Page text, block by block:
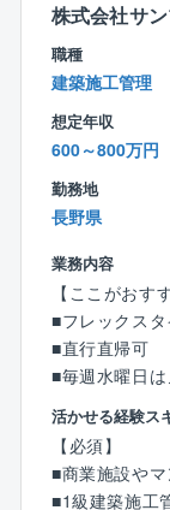
「お客様の満
れるかどうか
く、いわば家
同社の設計担
工現場/完成現
に目を配ります
その為、お客
お客様の声を
【特徴】
■CADやパー
業務は外部協
う理念に共感
同社の設計は
ずと理念を実
株式会社サ
職種
建築施工管理
想定年収
600～800万円
勤務地
長野県
業務内容
【ここがおす
■フレックス
■直行直帰可
■毎週水曜日
■宿泊を伴う県
【業務内容】
オフィス・マ
活かせる経験ス
【必須】
■商業施設や
■1級建築施工